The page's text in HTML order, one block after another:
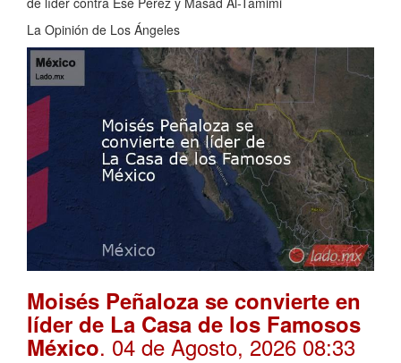
La Opinión de Los Ángeles
Moisés Peñaloza se convierte en
líder de La Casa de los Famosos
México. 04 de Agosto, 2026 08:33